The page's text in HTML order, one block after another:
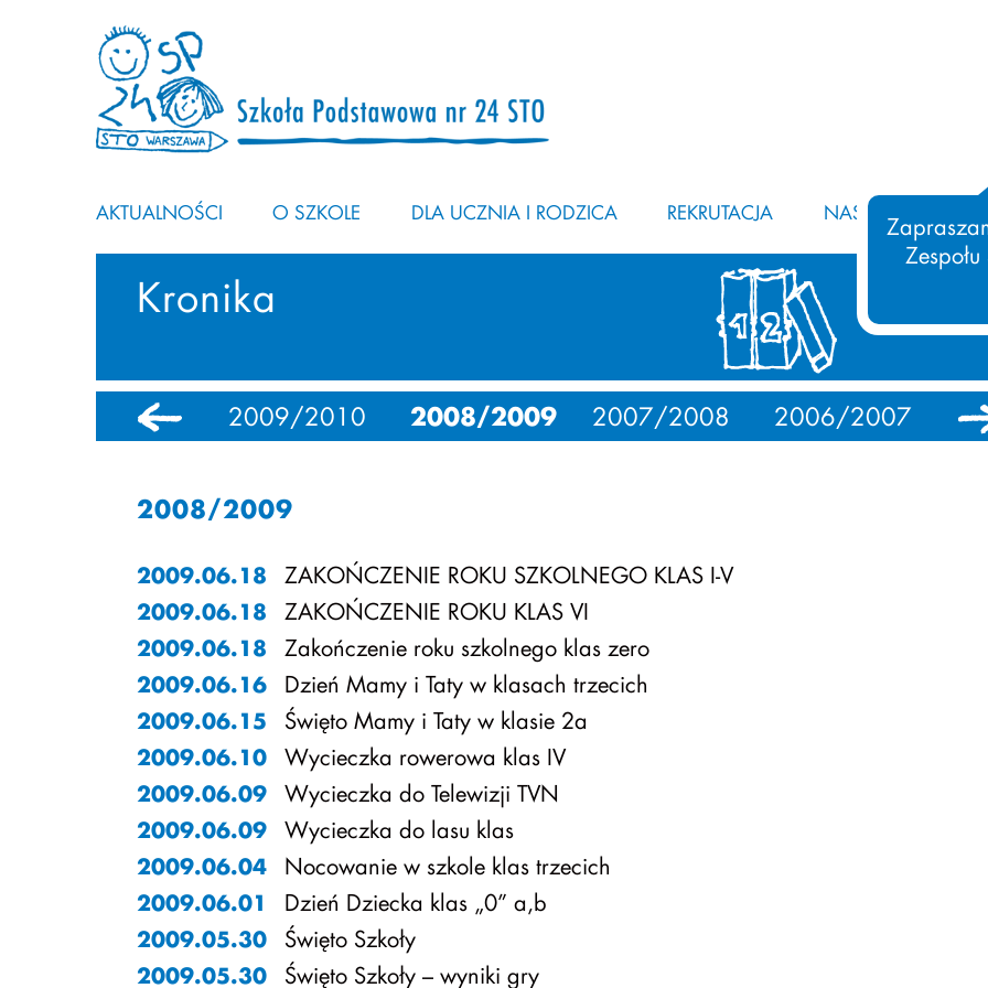
Zespołu
AKTUALNOŚCI O SZKOLE DLA UCZNIA I RODZICA REKRUTACJA NASZ ZESPÓŁ
Kronika
2010/2011 2009/2010 2008/2009 2007/2008 2006/2007
2008/2009
2009.06.18 ZAKOŃCZENIE ROKU SZKOLNEGO KLAS I-V
2009.06.18 ZAKOŃCZENIE ROKU KLAS VI
2009.06.18 Zakończenie roku szkolnego klas zero
2009.06.16 Dzień Mamy i Taty w klasach trzecich
2009.06.15 Święto Mamy i Taty w klasie 2a
2009.06.10 Wycieczka rowerowa klas IV
2009.06.09 Wycieczka do Telewizji TVN
2009.06.09 Wycieczka do lasu klas
2009.06.04 Nocowanie w szkole klas trzecich
2009.06.01 Dzień Dziecka klas „0” a,b
2009.05.30 Święto Szkoły
2009.05.30 Święto Szkoły – wyniki gry